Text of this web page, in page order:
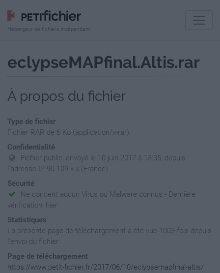
Hébergeur de fichiers indépendant
eclypseMAPfinal.Altis.rar
À propos du fichier
Type de fichier
Fichier RAR de 6 Ko (application/x-rar)
Confidentialité
Fichier public, envoyé le 10 juin 2017 à 13:35, depuis
l'adresse IP 90.109.x.x (France)
Sécurité
Ne contient aucun Virus ou Malware connus - Dernière
vérification: hier
Statistiques
La présente page de téléchargement a été vue 1003 fois depuis
l'envoi du fichier
Page de téléchargement
https://www.petit-fichier.fr/2017/06/10/eclypsemapfinal-altis/